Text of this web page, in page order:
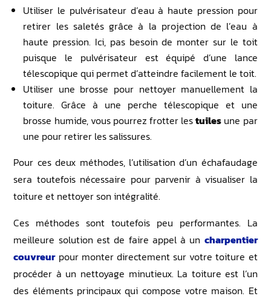
Utiliser le pulvérisateur d’eau à haute pression pour
retirer les saletés grâce à la projection de l’eau à
haute pression. Ici, pas besoin de monter sur le toit
puisque le pulvérisateur est équipé d’une lance
télescopique qui permet d’atteindre facilement le toit.
Utiliser une brosse pour nettoyer manuellement la
toiture. Grâce à une perche télescopique et une
brosse humide, vous pourrez frotter lestuiles une par
une pour retirer les salissures.
Pour ces deux méthodes, l’utilisation d’un échafaudage
sera toutefois nécessaire pour parvenir à visualiser la
toiture et nettoyer son intégralité.
Ces méthodes sont toutefois peu performantes. La
meilleure solution est de faire appel à un charpentier
couvreurpour monter directement sur votre toiture et
procéder à un nettoyage minutieux. La toiture est l’un
des éléments principaux qui compose votre maison. Et